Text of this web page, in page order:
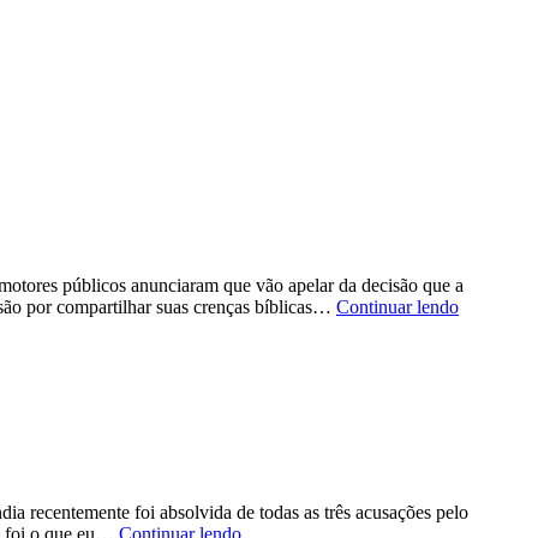
públicos anunciaram que vão apelar da decisão que a
por compartilhar suas crenças bíblicas… Continuar lendo
recentemente foi absolvida de todas as três acusações pelo
foi o que eu… Continuar lendo“Grata